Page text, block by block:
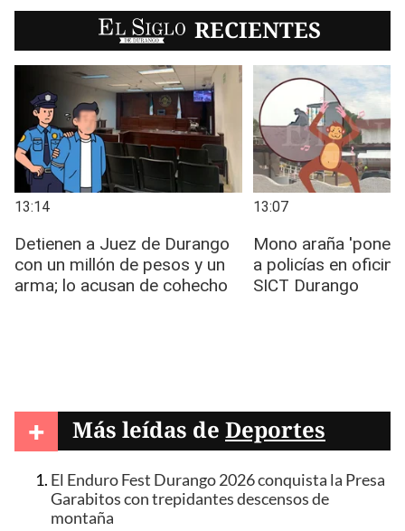
EL SIGLO RECIENTES
+ Más leídas de Deportes
El Enduro Fest Durango 2026 conquista la Presa
Garabitos con trepidantes descensos de
montaña